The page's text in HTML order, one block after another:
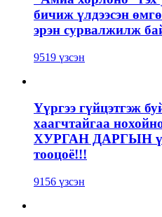
бичиж үлдээсэн
эрэн сурвалжилж
9519 үзсэн
Үүргээ гүйцэтгэж
хаагчтайгаа
ХУРГАН ДАРГЫН
тооцоё!!!
9156 үзсэн